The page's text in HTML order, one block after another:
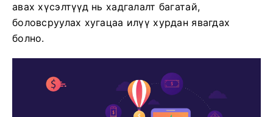
авах хүсэлтүүд нь хадгалалт багатай,
боловсруулах хугацаа илүү хурдан явагдах
болно.